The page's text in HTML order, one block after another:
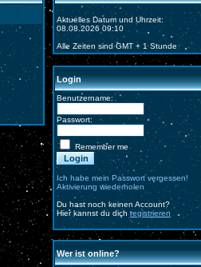
Aktuelles Datum und Uhrzeit:
08.08.2026 09:10
Alle Zeiten sind GMT + 1 Stunde
Login
Benutzername:
Passwort:
Remember me
Ich habe mein Passwort vergessen!
Aktivierung wiederholen
Du hast noch keinen Account?
Hier kannst du dich registrieren
Wer ist online?